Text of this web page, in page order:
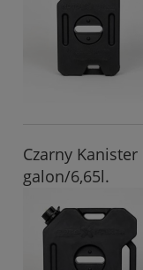
Czarny
galon/6,65l.